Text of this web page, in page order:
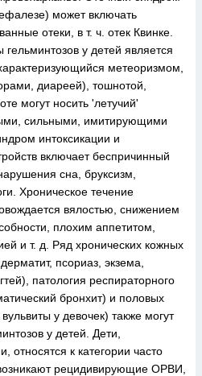
может включать
отеки, в т. ч. отек Квинке.
у детей является
метеоризмом,
диареей), тошнотой,
могут носить 'летучий'
сильными, имитирующими
интоксикации и
включает беспричинный
сна, бруксизм,
Хроническое течение
вялостью, снижением
плохим аппетитом,
и т. д. Ряд хронических кожных
псориаз, экзема,
патология респираторного
бронхит) и половых
у девочек) также могут
у детей. Дети,
относятся к категории часто
рецидивирующие ОРВИ,